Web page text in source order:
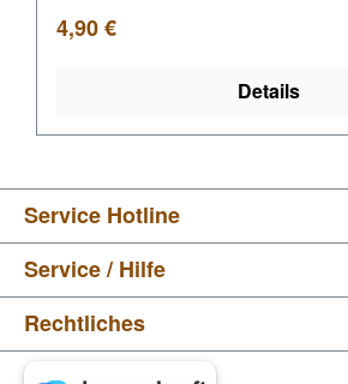
Regulärer Preis:
4,90 €
Details
Service Hotline
Service / Hilfe
Rechtliches